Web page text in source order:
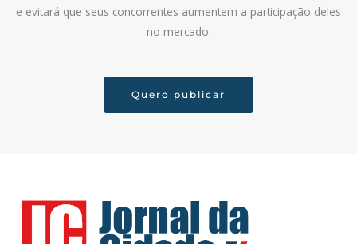
e evitará que seus concorrentes aumentem a participação deles
no mercado.
Quero publicar